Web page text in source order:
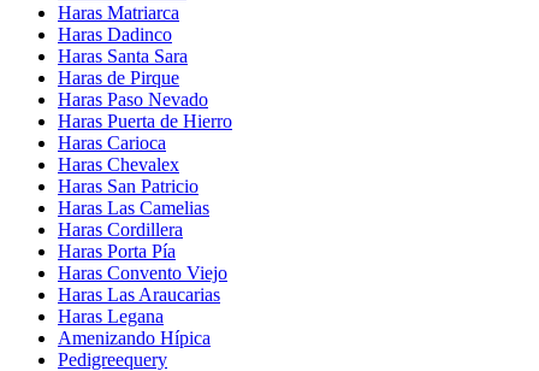
Haras Matriarca
Haras Dadinco
Haras Santa Sara
Haras de Pirque
Haras Paso Nevado
Haras Puerta de Hierro
Haras Carioca
Haras Chevalex
Haras San Patricio
Haras Las Camelias
Haras Cordillera
Haras Porta Pía
Haras Convento Viejo
Haras Las Araucarias
Haras Legana
Amenizando Hípica
Pedigreequery